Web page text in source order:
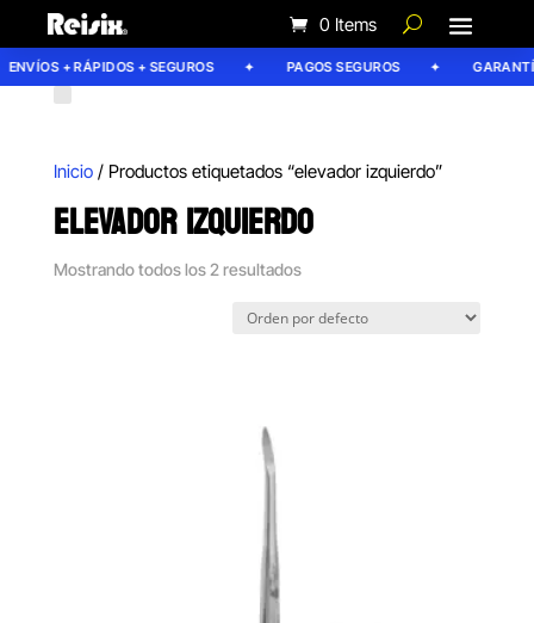
0 Items
ENVÍOS + RÁPIDOS + SEGUROS PAGOS SEGUROS
Inicio/ Productos etiquetados “elevador izquierdo”
ELEVADOR IZQUIERDO
Mostrando todos los 2 resultados